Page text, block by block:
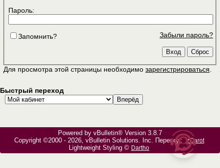
Пароль:
Забыли пароль?
Запомнить?
Для просмотра этой страницы необходимо зарегистрироваться
Быстрый переход
Powered by vBulletin® Version 3.8.7
Copyright ©2000 - 2026, vBulletin Solutions, Inc. Перевод: zCarot
Lightweight Styling © Dartho